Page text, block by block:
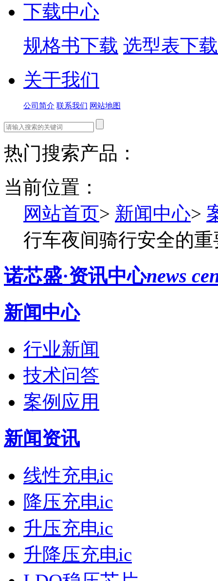
下载中心
规格书下载 选型表下载
关于我们
公司简介 联系我们 网站地图
热门搜索产品：
当前位置：
网站首页> 新闻中心>
行车夜间骑行安全的
诺芯盛·资讯中心news
新闻中心
行业新闻
技术问答
案例应用
新闻资讯
线性充电ic
降压充电ic
升压充电ic
升降压充电ic